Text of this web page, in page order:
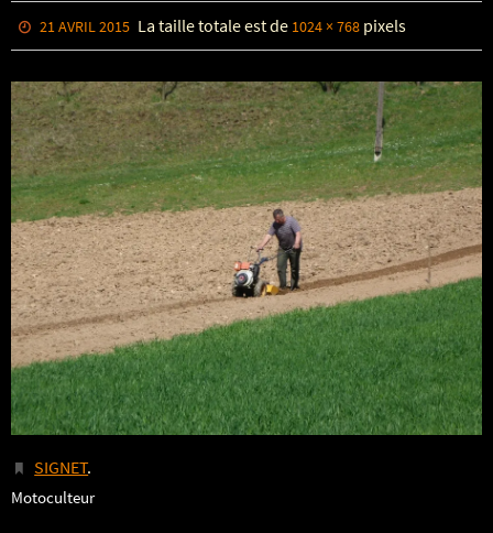
21 AVRIL 2015 La taille totale est de 1024 × 768 pixels
SIGNET.
Motoculteur